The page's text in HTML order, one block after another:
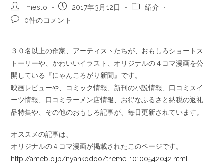
imesto 2017年3月12日
紹介
0件のコメント
３０名以上の作家、アーティストたちが、おもしろショートス
トーリーや、かわいいイラスト、オリジナルの４コマ漫画を公
開している『にゃんころがり新聞』です。
映画レビューや、コミック情報、新刊の小説情報、口コミスイ
ーツ情報、口コミラーメン店情報、お得なふるさと納税の返礼
品特集や、その他のおもしろ記事が、毎日更新されています。
オススメの記事は、
オリジナルの４コマ漫画が掲載されたこのページです。
http://ameblo.jp/nyankodoo/theme-10100542042.html